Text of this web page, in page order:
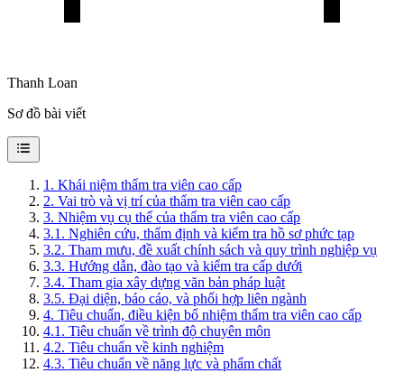
Thanh Loan
Sơ đồ bài viết
1 . Khái niệm thẩm tra viên cao cấp
2. Vai trò và vị trí của thẩm tra viên cao cấp
3. Nhiệm vụ cụ thể của thẩm tra viên cao cấp
3.1 . Nghiên cứu, thẩm định và kiểm tra hồ sơ phức tạp
3.2. Tham mưu, đề xuất chính sách và quy trình nghiệp vụ
3.3. Hướng dẫn, đào tạo và kiểm tra cấp dưới
3.4. Tham gia xây dựng văn bản pháp luật
3.5. Đại diện, báo cáo, và phối hợp liên ngành
4. Tiêu chuẩn, điều kiện bổ nhiệm thẩm tra viên cao cấp
4.1 . Tiêu chuẩn về trình độ chuyên môn
4.2. Tiêu chuẩn về kinh nghiệm
4.3. Tiêu chuẩn về năng lực và phẩm chất